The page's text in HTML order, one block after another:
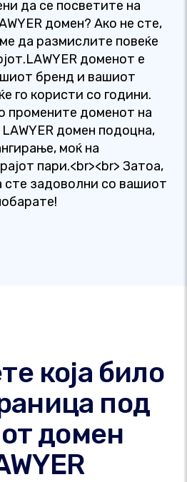
да се посветите на
домен? Ако не сте,
да размислите повеќе
доменот е
бренд и вашиот
го користи со години.
промените доменот на
домен подоцна,
моќ на
пари.<br><br> Затоа,
сте задоволни со вашиот
која било
под
домен